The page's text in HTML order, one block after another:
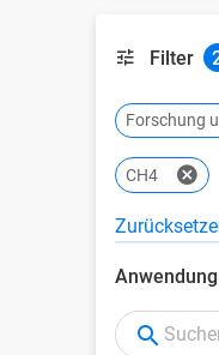
Filter
Forschung
CH4
Anwendung